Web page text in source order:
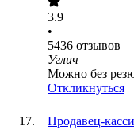
3.9
•
5436 отзывов
Углич
Можно без
Откликнуться
Продавец-